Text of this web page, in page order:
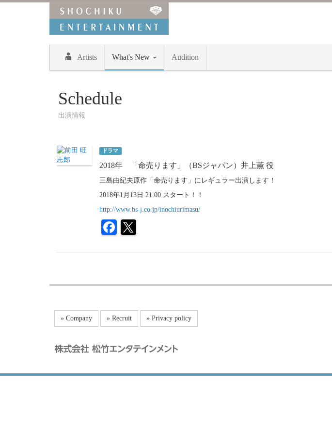
Artists What's New Audition
Schedule
出演情報
ドラマ
2018年 「命売ります」（BSジャパン）井上薫 役
三島由紀夫原作「命売ります」にレギュラー出演します！
2018年1月13日 21:00 スタート！！
http://www.bs-j.co.jp/inochiurimasu/
» Company » Recruit » Privacy policy